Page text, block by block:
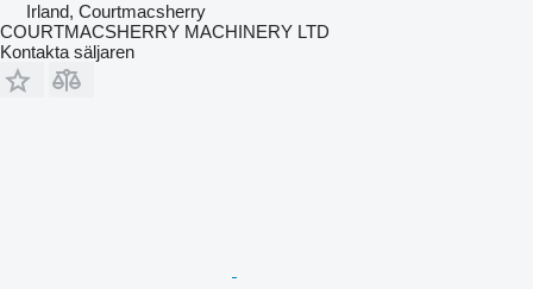
Irland, Courtmacsherry
COURTMACSHERRY MACHINERY LTD
Kontakta säljaren